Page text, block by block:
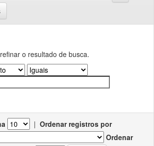
o resultado de busca.
| Ordenar registros por
Ordenar